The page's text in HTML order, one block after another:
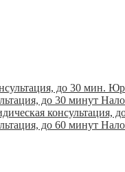
консультация,